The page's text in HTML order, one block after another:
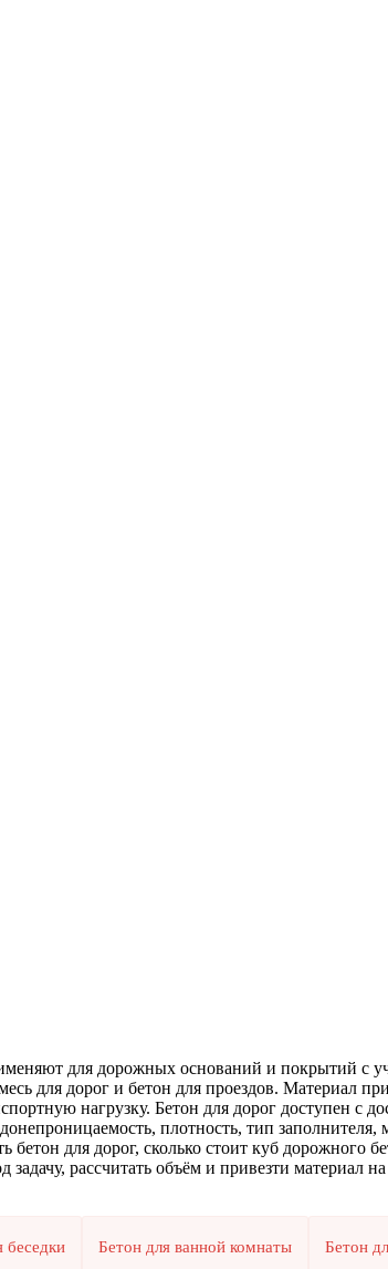
для дорожных оснований и покрытий с
для дорог и бетон для проездов. Материал
нагрузку. Бетон для дорог доступен с
плотность, тип
для дорог, сколько стоит куб дорожного
рассчитать объём и привезти материал на
беседки Бетон для ванной комнаты Бетон